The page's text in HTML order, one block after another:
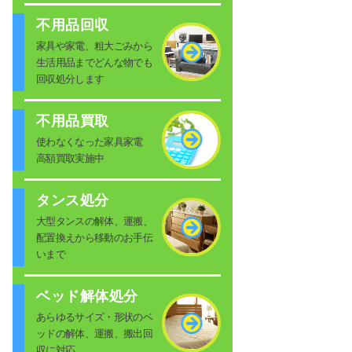
不用品回収
家具や家電、粗大ごみから
生活用品までどんな物でも
回収処分します
不用品買取
使わなくなった家具家電
高額買取実施中
タンス処分
大型タンスの解体、運搬、
配置換えから移動のお手伝
いまで
ベッド解体処分
あらゆるサイズ・形状のベ
ッドの解体、運搬、搬出回